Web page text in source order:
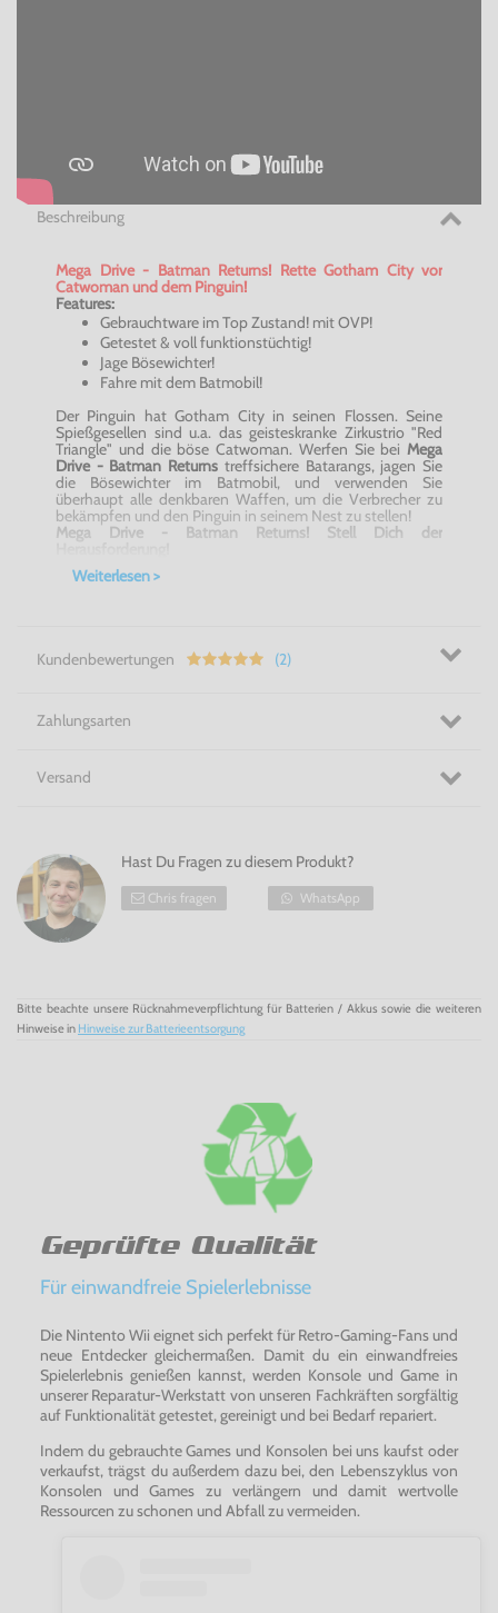
Beschreibung
Mega Drive - Batman Returns! Rette Gotham City vor
Catwoman und dem Pinguin!
Features:
Gebrauchtware im Top Zustand! mit OVP!
Getestet & voll funktionstüchtig!
Jage Bösewichter!
Fahre mit dem Batmobil!
Der Pinguin hat Gotham City in seinen Flossen. Seine
Spießgesellen sind u.a. das geisteskranke Zirkustrio "Red
Triangle" und die böse Catwoman. Werfen Sie bei Mega
Drive - Batman Returns treffsichere Batarangs, jagen Sie
die Bösewichter im Batmobil, und verwenden Sie
überhaupt alle denkbaren Waffen, um die Verbrecher zu
bekämpfen und den Pinguin in seinem Nest zu stellen!
Mega Drive - Batman Returns! Stell Dich der
Weiterlesen >
Kundenbewertungen (2)
Zahlungsarten
Versand
Hast Du Fragen zu diesem Produkt?
Chris fragen WhatsApp
Bitte beachte unsere Rücknahmeverpflichtung für Batterien / Akkus sowie die weiteren
Hinweise in Hinweise zur Batterieentsorgung
Geprüfte Qualität
Für einwandfreie Spielerlebnisse
Die Nintento Wii eignet sich perfekt für Retro-Gaming-Fans und
neue Entdecker gleichermaßen. Damit du ein einwandfreies
Spielerlebnis genießen kannst, werden Konsole und Game in
unserer Reparatur-Werkstatt von unseren Fachkräften sorgfältig
auf Funktionalität getestet, gereinigt und bei Bedarf repariert.
Indem du gebrauchte Games und Konsolen bei uns kaufst oder
verkaufst, trägst du außerdem dazu bei, den Lebenszyklus von
Konsolen und Games zu verlängern und damit wertvolle
Ressourcen zu schonen und Abfall zu vermeiden.